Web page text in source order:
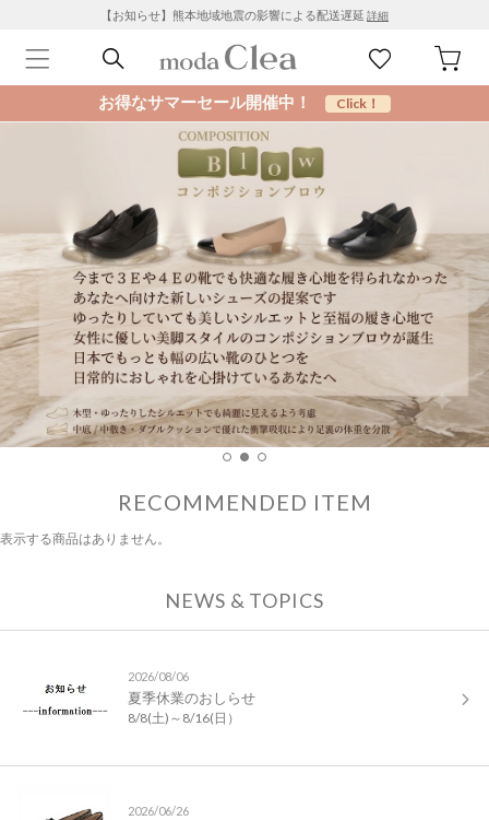
【お知らせ】熊本地域地震の影響による配送遅延 詳細
お得なサマーセール開催中！ Click！
RECOMMENDED ITEM
表示する商品はありません。
NEWS & TOPICS
2026/08/06
夏季休業のおしらせ
8/8(土)～8/16(日）
2026/06/26